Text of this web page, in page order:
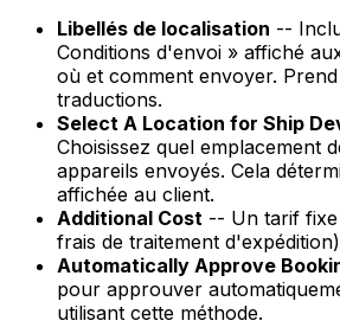
Libellés de localisation --
Conditions d'envoi » affiché
où et comment envoyer.
traductions.
Select A Location for Ship
Choisissez quel emplacement
appareils envoyés. Cela
affichée au client.
Additional Cost -- Un tarif
frais de traitement
Automatically Approve
pour approuver
utilisant cette méthode.